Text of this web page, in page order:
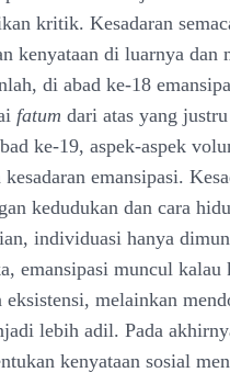
kritik. Kesadaran
kenyataan di luarnya dan
di abad ke-18
fatum dari atas yang
ke-19, aspek-aspek
emansipasi.
kedudukan dan cara
individuasi hanya
emansipasi muncul kalau
melainkan
lebih adil. Pada
kenyataan sosial